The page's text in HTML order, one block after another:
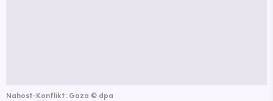
Nahost-Konflikt: Gaza © dpa